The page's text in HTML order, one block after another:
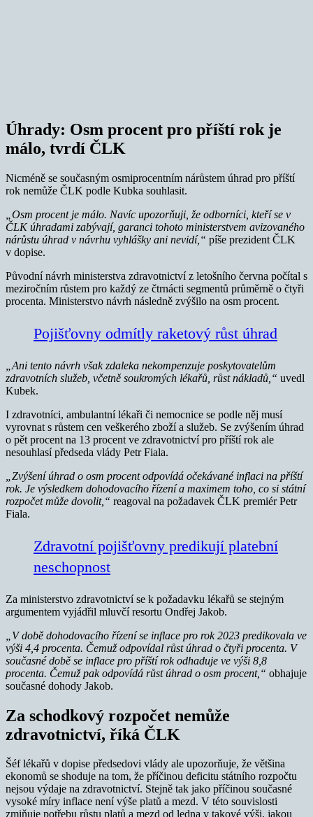
Úhrady: Osm procent pro příští rok je
málo, tvrdí ČLK
Nicméně se současným osmiprocentním nárůstem úhrad pro příští
rok nemůže ČLK podle Kubka souhlasit.
„Osm procent je málo. Navíc upozorňuji, že odborníci, kteří se v
ČLK úhradami zabývají, garanci tohoto ministerstvem avizovaného
nárůstu úhrad v návrhu vyhlášky ani nevidí,“ píše prezident ČLK
v dopise.
Původní návrh ministerstva zdravotnictví z letošního června počítal s
meziročním růstem pro každý ze čtrnácti segmentů průměrně o čtyři
procenta. Ministerstvo návrh následně zvýšilo na osm procent.
Pojišťovny odmítly raketový růst úhrad
„Ani tento návrh však zdaleka nekompenzuje poskytovatelům
zdravotních služeb, včetně soukromých lékařů, růst nákladů,“ uvedl
Kubek.
I zdravotníci, ambulantní lékaři či nemocnice se podle něj musí
vyrovnat s růstem cen veškerého zboží a služeb. Se zvýšením úhrad
o pět procent na 13 procent ve zdravotnictví pro příští rok ale
nesouhlasí předseda vlády Petr Fiala.
„Zvýšení úhrad o osm procent odpovídá očekávané inflaci na příští
rok. Je výsledkem dohodovacího řízení a maximem toho, co si státní
rozpočet může dovolit,“ reagoval na požadavek ČLK premiér Petr
Fiala.
Zdravotní pojišťovny predikují platební
neschopnost
Za ministerstvo zdravotnictví se k požadavku lékařů se stejným
argumentem vyjádřil mluvčí resortu Ondřej Jakob.
„V době dohodovacího řízení se inflace pro rok 2023 predikovala ve
výši 4,4 procenta. Čemuž odpovídal růst úhrad o čtyři procenta. V
současné době se inflace pro příští rok odhaduje ve výši 8,8
procenta. Čemuž pak odpovídá růst úhrad o osm procent,“ obhajuje
současné dohody Jakob.
Za schodkový rozpočet nemůže
zdravotnictví, říká ČLK
Šéf lékařů v dopise předsedovi vlády ale upozorňuje, že většina
ekonomů se shoduje na tom, že příčinou deficitu státního rozpočtu
nejsou výdaje na zdravotnictví. Stejně tak jako příčinou současné
vysoké míry inflace není výše platů a mezd. V této souvislosti
zmiňuje potřebu růstu platů a mezd od ledna v takové výši, jakou